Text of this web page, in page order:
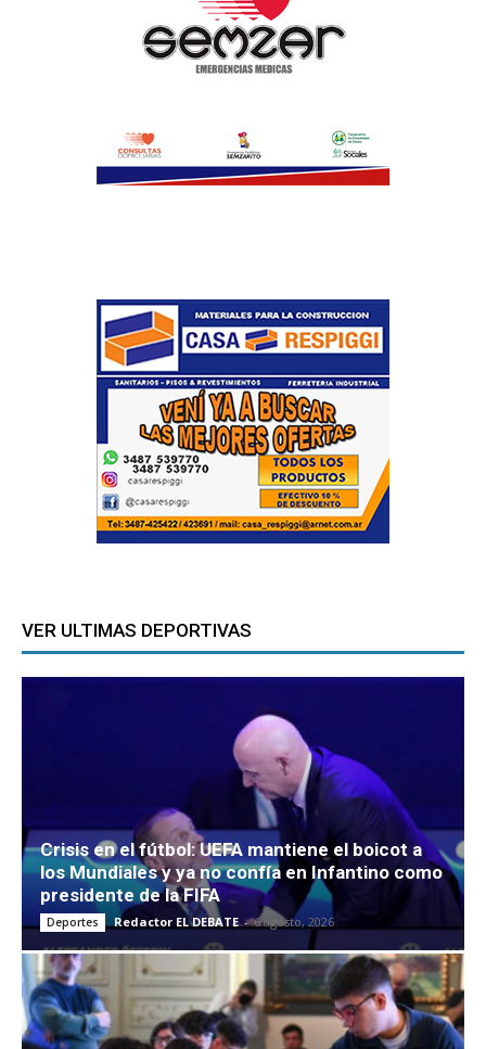
VER ULTIMAS DEPORTIVAS
Crisis en el fútbol: UEFA mantiene el boicot a
los Mundiales y ya no confía en Infantino como
presidente de la FIFA
Deportes Redactor EL DEBATE - 6 agosto, 2026